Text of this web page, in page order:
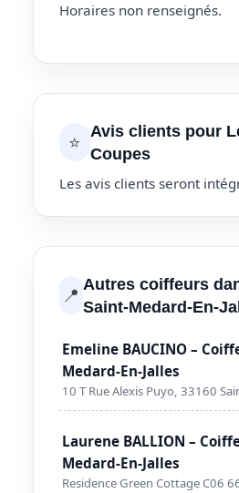
Horaires non renseignés.
⭐ Avis clients pour
Coupes
Les avis clients seront
📍 Autres coiffeurs
Saint-Medard-En-
Emeline BAUCINO –
Medard-En-Jalles
10 T Rue Alexis Puyo, 33160
Laurene BALLION –
Medard-En-Jalles
Residence Green Cottage C06